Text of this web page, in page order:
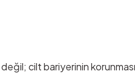
cilt bariyerinin